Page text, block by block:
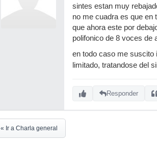
sintes estan muy
no me cuadra es que en
que ahora este por
polifonico de 8 voces de
en todo caso me suscito
limitado, tratandose del
Responder
« Ir a Charla general